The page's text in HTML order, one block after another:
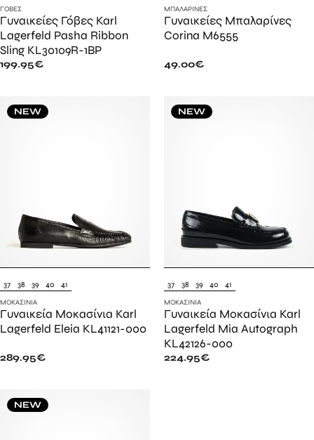
ΓΌΒΕΣ
Γυναικείες Γόβες Karl
Lagerfeld Pasha Ribbon
Sling KL30109R-1BP
199.95€
ΜΠΑΛΑΡΊΝΕΣ
Γυναικείες Μπαλαρίνες
Corina M6555
49.00€
NEW
37 38 39 40 41
ΜΟΚΑΣΊΝΙΑ
Γυναικεία Μοκασίνια Karl
Lagerfeld Eleia KL41121-000
289.95€
NEW
37 38 39 40 41
ΜΟΚΑΣΊΝΙΑ
Γυναικεία Μοκασίνια Karl
Lagerfeld Mia Autograph
KL42126-000
224.95€
NEW